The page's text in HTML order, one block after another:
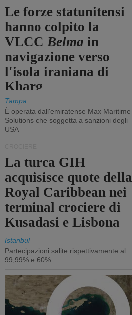
Le forze statunitensi
hanno colpito la
VLCCBelma in
navigazione verso
l'isola iraniana di
Kharg
Tampa
È operata dall'emiratense Max Maritime
Solutions che soggetta a sanzioni degli
USA
La turca GIH
acquisisce quote della
Royal Caribbean nei
terminal crociere di
Kusadasi e Lisbona
Istanbul
Partecipazioni salite rispettivamente al
99,99% e 60%